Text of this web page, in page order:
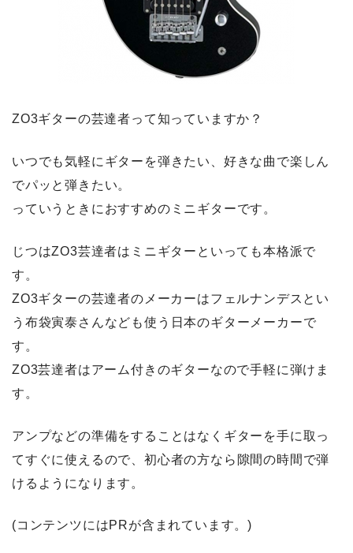
ZO3ギターの芸達者って知っていますか？
いつでも気軽にギターを弾きたい、好きな曲で楽しん
でパッと弾きたい。
っていうときにおすすめのミニギターです。
じつはZO3芸達者はミニギターといっても本格派で
す。
ZO3ギターの芸達者のメーカーはフェルナンデスとい
う布袋寅泰さんなども使う日本のギターメーカーで
す。
ZO3芸達者はアーム付きのギターなので手軽に弾けま
す。
アンプなどの準備をすることはなくギターを手に取っ
てすぐに使えるので、初心者の方なら隙間の時間で弾
けるようになります。
(コンテンツにはPRが含まれています。)